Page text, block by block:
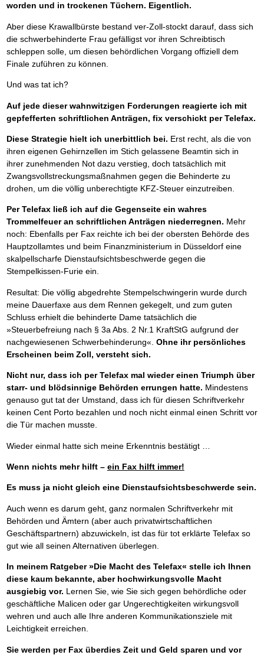
worden und in trockenen Tüchern. Eigentlich.
Aber diese Krawallbürste bestand ver-Zoll-stockt darauf, dass sich
die schwerbehinderte Frau gefälligst vor ihren Schreibtisch
schleppen solle, um diesen behördlichen Vorgang offiziell dem
Finale zuführen zu können.
Und was tat ich?
Auf jede dieser wahnwitzigen Forderungen reagierte ich mit
gepfefferten schriftlichen Anträgen, fix verschickt per Telefax.
Diese Strategie hielt ich unerbittlich bei. Erst recht, als die von
ihren eigenen Gehirnzellen im Stich gelassene Beamtin sich in
ihrer zunehmenden Not dazu verstieg, doch tatsächlich mit
Zwangsvollstreckungsmaßnahmen gegen die Behinderte zu
drohen, um die völlig unberechtigte KFZ-Steuer einzutreiben.
Per Telefax ließ ich auf die Gegenseite ein wahres
Trommelfeuer an schriftlichen Anträgen niederregnen. Mehr
noch: Ebenfalls per Fax reichte ich bei der obersten Behörde des
Hauptzollamtes und beim Finanzministerium in Düsseldorf eine
skalpellscharfe Dienstaufsichtsbeschwerde gegen die
Stempelkissen-Furie ein.
Resultat: Die völlig abgedrehte Stempelschwingerin wurde durch
meine Dauerfaxe aus dem Rennen gekegelt, und zum guten
Schluss erhielt die behinderte Dame tatsächlich die
»Steuerbefreiung nach § 3a Abs. 2 Nr.1 KraftStG aufgrund der
nachgewiesenen Schwerbehinderung«. Ohne ihr persönliches
Erscheinen beim Zoll, versteht sich.
Nicht nur, dass ich per Telefax mal wieder einen Triumph über
starr- und blödsinnige Behörden errungen hatte. Mindestens
genauso gut tat der Umstand, dass ich für diesen Schriftverkehr
keinen Cent Porto bezahlen und noch nicht einmal einen Schritt vor
die Tür machen musste.
Wieder einmal hatte sich meine Erkenntnis bestätigt …
Wenn nichts mehr hilft – ein Fax hilft immer!
Es muss ja nicht gleich eine Dienstaufsichtsbeschwerde sein.
Auch wenn es darum geht, ganz normalen Schriftverkehr mit
Behörden und Ämtern (aber auch privatwirtschaftlichen
Geschäftspartnern) abzuwickeln, ist das für tot erklärte Telefax so
gut wie all seinen Alternativen überlegen.
In meinem Ratgeber »Die Macht des Telefax« stelle ich Ihnen
diese kaum bekannte, aber hochwirkungsvolle Macht
ausgiebig vor. Lernen Sie, wie Sie sich gegen behördliche oder
geschäftliche Malicen oder gar Ungerechtigkeiten wirkungsvoll
wehren und auch alle Ihre anderen Kommunikationsziele mit
Leichtigkeit erreichen.
Sie werden per Fax überdies Zeit und Geld sparen und vor